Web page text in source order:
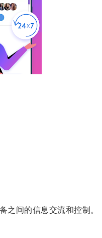
间的信息交流和控制。